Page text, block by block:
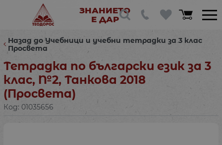
ЗНАНИЕТО
Е ДАР
Назад до Учебници и учебни тетрадки за 3 клас
Просвета
Тетрадка по български език за 3
клас, №2, Танкова 2018
(Просвета)
Код: 01035656